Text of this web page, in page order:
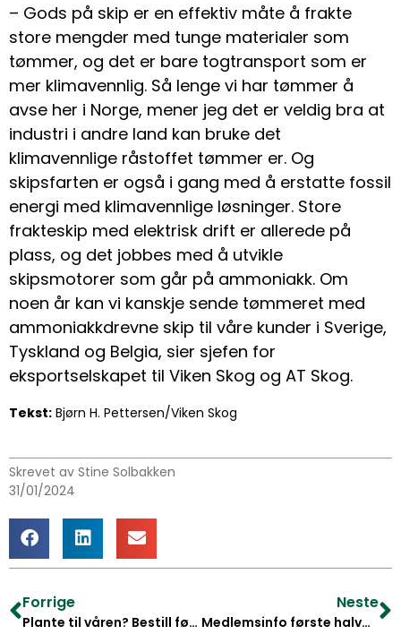
– Gods på skip er en effektiv måte å frakte
store mengder med tunge materialer som
tømmer, og det er bare togtransport som er
mer klimavennlig. Så lenge vi har tømmer å
avse her i Norge, mener jeg det er veldig bra at
industri i andre land kan bruke det
klimavennlige råstoffet tømmer er. Og
skipsfarten er også i gang med å erstatte fossil
energi med klimavennlige løsninger. Store
frakteskip med elektrisk drift er allerede på
plass, og det jobbes med å utvikle
skipsmotorer som går på ammoniakk. Om
noen år kan vi kanskje sende tømmeret med
ammoniakkdrevne skip til våre kunder i Sverige,
Tyskland og Belgia, sier sjefen for
eksportselskapet til Viken Skog og AT Skog.
Tekst: Bjørn H. Pettersen/Viken Skog
Skrevet av Stine Solbakken
31/01/2024
Forrige
Plante til våren? Bestill før 1. februar
Neste
Medlemsinfo første halvår 2024